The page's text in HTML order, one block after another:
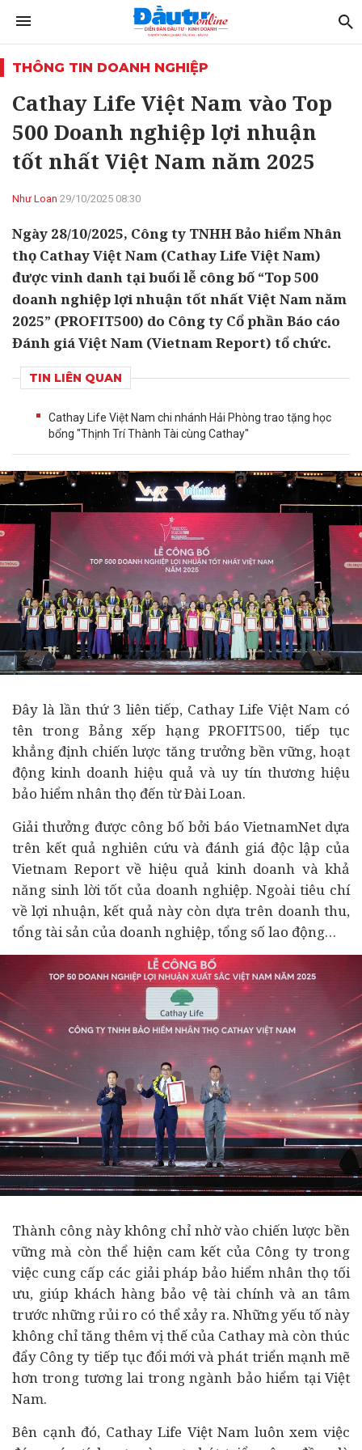
THÔNG TIN DOANH NGHIỆP
Cathay Life Việt Nam vào Top
500 Doanh nghiệp lợi nhuận
tốt nhất Việt Nam năm 2025
Như Loan 29/10/2025 08:30
Ngày 28/10/2025, Công ty TNHH Bảo hiểm Nhân
thọ Cathay Việt Nam (Cathay Life Việt Nam)
được vinh danh tại buổi lễ công bố “Top 500
doanh nghiệp lợi nhuận tốt nhất Việt Nam năm
2025” (PROFIT500) do Công ty Cổ phần Báo cáo
Đánh giá Việt Nam (Vietnam Report) tổ chức.
TIN LIÊN QUAN
Cathay Life Việt Nam chi nhánh Hải Phòng trao tặng học
bổng "Thịnh Trí Thành Tài cùng Cathay"
Đây là lần thứ 3 liên tiếp, Cathay Life Việt Nam có
tên trong Bảng xếp hạng PROFIT500, tiếp tục
khẳng định chiến lược tăng trưởng bền vững, hoạt
động kinh doanh hiệu quả và uy tín thương hiệu
bảo hiểm nhân thọ đến từ Đài Loan.
Giải thưởng được công bố bởi báo VietnamNet dựa
trên kết quả nghiên cứu và đánh giá độc lập của
Vietnam Report về hiệu quả kinh doanh và khả
năng sinh lời tốt của doanh nghiệp. Ngoài tiêu chí
về lợi nhuận, kết quả này còn dựa trên doanh thu,
tổng tài sản của doanh nghiệp, tổng số lao động…
Thành công này không chỉ nhờ vào chiến lược bền
vững mà còn thể hiện cam kết của Công ty trong
việc cung cấp các giải pháp bảo hiểm nhân thọ tối
ưu, giúp khách hàng bảo vệ tài chínhvà an tâm
trước những rủi ro có thể xảy ra. Những yếu tố này
không chỉ tăng thêm vị thế của Cathay mà còn thúc
đẩy Công ty tiếp tục đổi mới và phát triển mạnh mẽ
hơn trong tương lai trong ngành bảo hiểm tại Việt
Nam.
Bên cạnh đó, Cathay Life Việt Nam luôn xem việc